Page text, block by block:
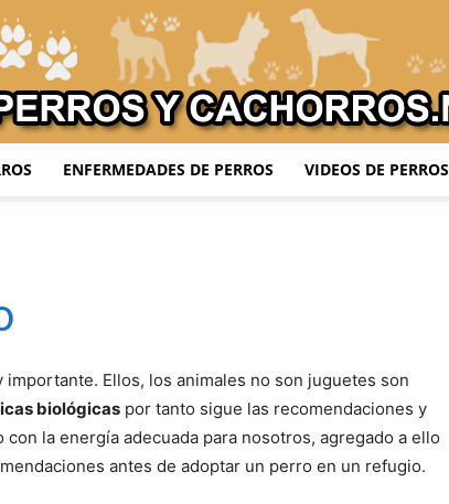
ENFERMEDADES DE PERROS VIDEOS DE PERROS
Ellos, los animales no son juguetes son
biológicas por tanto sigue las recomendaciones y
la energía adecuada para nosotros, agregado a ello
antes de adoptar un perro en un refugio.